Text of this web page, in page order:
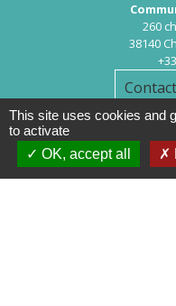
260
38140
This site uses cookies and
to activate
OK, accept all